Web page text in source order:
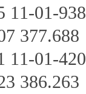
11-01-
377.688
11-01-
386.263